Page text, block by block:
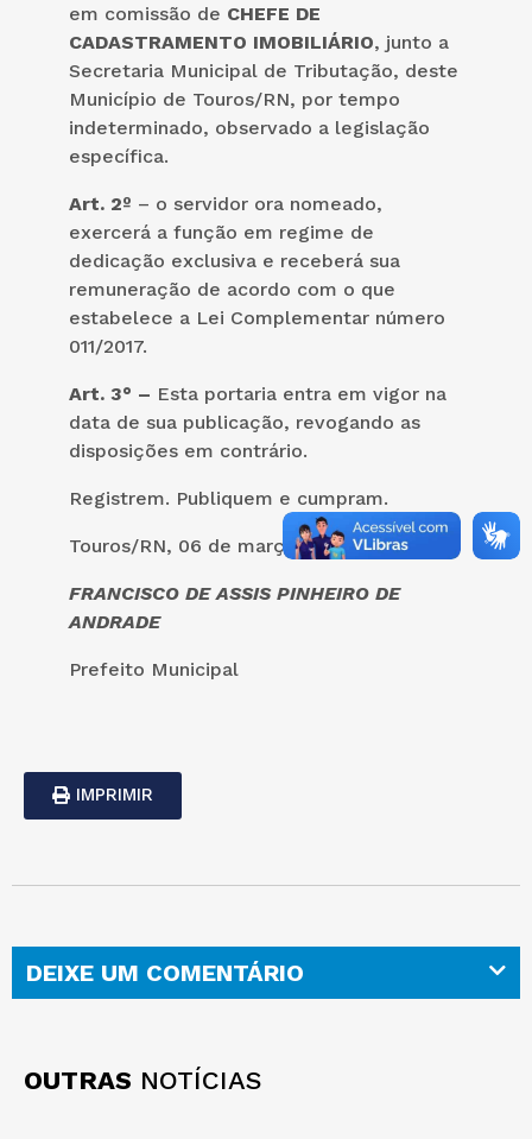
em comissão de CHEFE DE
CADASTRAMENTO IMOBILIÁRIO, junto a
Secretaria Municipal de Tributação, deste
Município de Touros/RN, por tempo
indeterminado, observado a legislação
específica.
Art. 2º – o servidor ora nomeado,
exercerá a função em regime de
dedicação exclusiva e receberá sua
remuneração de acordo com o que
estabelece a Lei Complementar número
011/2017.
Art. 3° – Esta portaria entra em vigor na
data de sua publicação, revogando as
disposições em contrário.
Registrem. Publiquem e cumpram.
Touros/RN, 06 de março de 2020.
FRANCISCO DE ASSIS PINHEIRO DE
ANDRADE
Prefeito Municipal
IMPRIMIR
DEIXE UM COMENTÁRIO
OUTRAS NOTÍCIAS